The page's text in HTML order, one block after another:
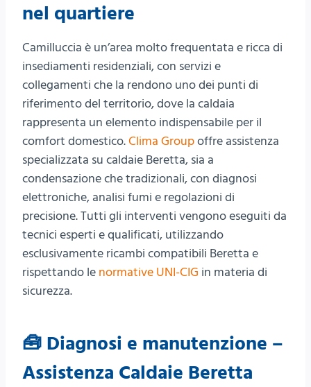
nel quartiere
Camilluccia è un’area molto frequentata e ricca di
insediamenti residenziali, con servizi e
collegamenti che la rendono uno dei punti di
riferimento del territorio, dove la caldaia
rappresenta un elemento indispensabile per il
comfort domestico.Clima Groupoffre assistenza
specializzata su caldaie Beretta, sia a
condensazione che tradizionali, con diagnosi
elettroniche, analisi fumi e regolazioni di
precisione. Tutti gli interventi vengono eseguiti da
tecnici esperti e qualificati, utilizzando
esclusivamente ricambi compatibili Beretta e
rispettando le normative UNI-CIG in materia di
sicurezza.
🧰 Diagnosi e manutenzione –
Assistenza Caldaie Beretta